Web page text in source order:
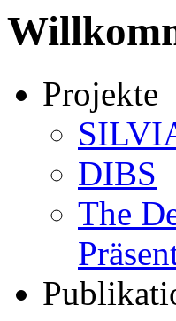
Projekte
DIBS
The